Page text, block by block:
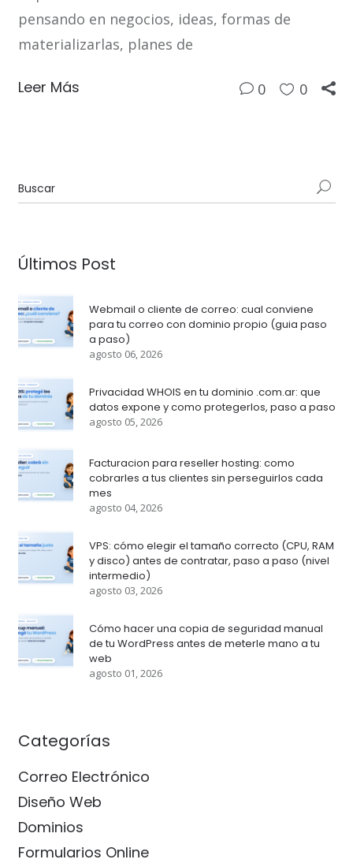
pensando en negocios, ideas, formas de
materializarlas, planes de
Leer Más 0 0
Últimos Post
Webmail o cliente de correo: cual conviene
para tu correo con dominio propio (guia paso
a paso)
agosto 06, 2026
Privacidad WHOIS en tu dominio .com.ar: que
datos expone y como protegerlos, paso a paso
agosto 05, 2026
Facturacion para reseller hosting: como
cobrarles a tus clientes sin perseguirlos cada
mes
agosto 04, 2026
VPS: cómo elegir el tamaño correcto (CPU, RAM
y disco) antes de contratar, paso a paso (nivel
intermedio)
agosto 03, 2026
Cómo hacer una copia de seguridad manual
de tu WordPress antes de meterle mano a tu
web
agosto 01, 2026
Categorías
Correo Electrónico
Diseño Web
Dominios
Formularios Online